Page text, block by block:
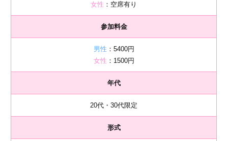
女性 ：空席有り
参加料金
男性 ：5400円
女性 ：1500円
年代
20代・30代限定
形式